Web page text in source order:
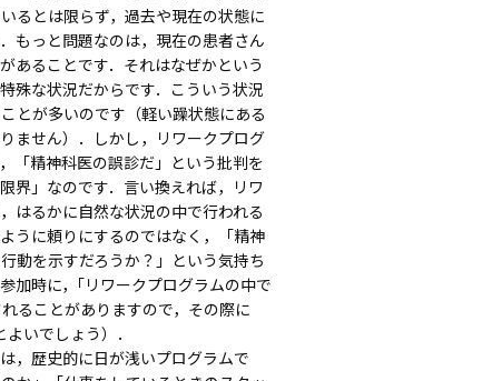
るとは限らず，過去や現在の状態に
もっと問題なのは，現在の患者さん
あることです．それはなぜかという
殊な状況だからです．こういう状況
とが多いのです（軽い躁状態にある
ません）．しかし，リワークプログ
「精神科医の誤診だ」という批判を
界」なのです．言い換えれば，リワ
はるかに自然な状況の中で行われる
うに頼りにするのではなく，「精神
動を示すだろうか？」という気持ち
加時に，｢リワークプログラムの中で
ることがありますので，その際に
いでしょう）．
，歴史的に日が浅いプログラムで